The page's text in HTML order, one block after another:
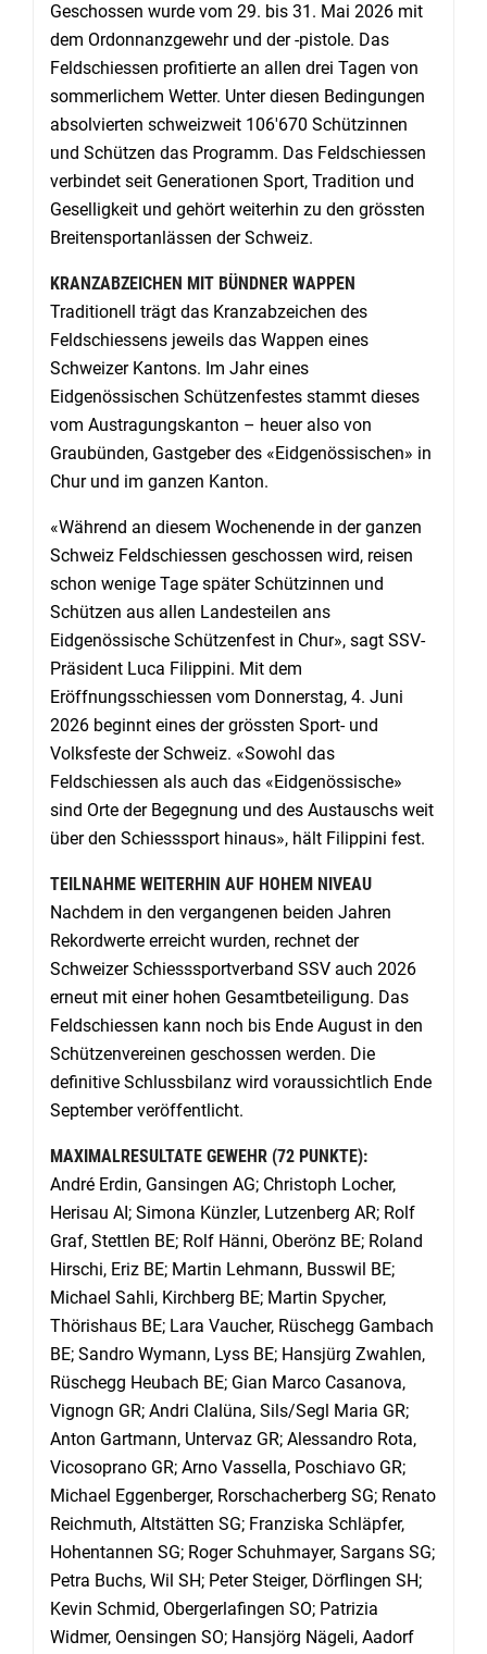
Geschossen wurde vom 29. bis 31. Mai 2026 mit
dem Ordonnanzgewehr und der -pistole. Das
Feldschiessen profitierte an allen drei Tagen von
sommerlichem Wetter. Unter diesen Bedingungen
absolvierten schweizweit 106'670 Schützinnen
und Schützen das Programm. Das Feldschiessen
verbindet seit Generationen Sport, Tradition und
Geselligkeit und gehört weiterhin zu den grössten
Breitensportanlässen der Schweiz.
KRANZABZEICHEN MIT BÜNDNER WAPPEN
Traditionell trägt das Kranzabzeichen des
Feldschiessens jeweils das Wappen eines
Schweizer Kantons. Im Jahr eines
Eidgenössischen Schützenfestes stammt dieses
vom Austragungskanton – heuer also von
Graubünden, Gastgeber des «Eidgenössischen» in
Chur und im ganzen Kanton.
«Während an diesem Wochenende in der ganzen
Schweiz Feldschiessen geschossen wird, reisen
schon wenige Tage später Schützinnen und
Schützen aus allen Landesteilen ans
Eidgenössische Schützenfest in Chur», sagt SSV-
Präsident Luca Filippini. Mit dem
Eröffnungsschiessen vom Donnerstag, 4. Juni
2026 beginnt eines der grössten Sport- und
Volksfeste der Schweiz. «Sowohl das
Feldschiessen als auch das «Eidgenössische»
sind Orte der Begegnung und des Austauschs weit
über den Schiesssport hinaus», hält Filippini fest.
TEILNAHME WEITERHIN AUF HOHEM NIVEAU
Nachdem in den vergangenen beiden Jahren
Rekordwerte erreicht wurden, rechnet der
Schweizer Schiesssportverband SSV auch 2026
erneut mit einer hohen Gesamtbeteiligung. Das
Feldschiessen kann noch bis Ende August in den
Schützenvereinen geschossen werden. Die
definitive Schlussbilanz wird voraussichtlich Ende
September veröffentlicht.
MAXIMALRESULTATE GEWEHR (72 PUNKTE):
André Erdin, Gansingen AG; Christoph Locher,
Herisau AI; Simona Künzler, Lutzenberg AR; Rolf
Graf, Stettlen BE; Rolf Hänni, Oberönz BE; Roland
Hirschi, Eriz BE; Martin Lehmann, Busswil BE;
Michael Sahli, Kirchberg BE; Martin Spycher,
Thörishaus BE; Lara Vaucher, Rüschegg Gambach
BE; Sandro Wymann, Lyss BE; Hansjürg Zwahlen,
Rüschegg Heubach BE; Gian Marco Casanova,
Vignogn GR; Andri Clalüna, Sils/Segl Maria GR;
Anton Gartmann, Untervaz GR; Alessandro Rota,
Vicosoprano GR; Arno Vassella, Poschiavo GR;
Michael Eggenberger, Rorschacherberg SG; Renato
Reichmuth, Altstätten SG; Franziska Schläpfer,
Hohentannen SG; Roger Schuhmayer, Sargans SG;
Petra Buchs, Wil SH; Peter Steiger, Dörflingen SH;
Kevin Schmid, Obergerlafingen SO; Patrizia
Widmer, Oensingen SO; Hansjörg Nägeli, Aadorf